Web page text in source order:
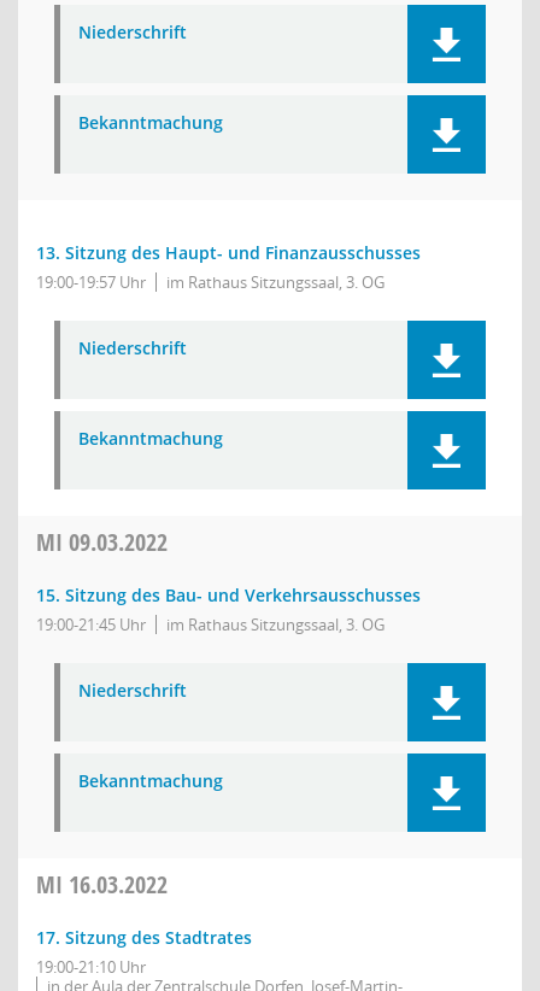
Niederschrift
Bekanntmachung
13. Sitzung des Haupt- und Finanzausschusses
19:00-19:57 Uhr im Rathaus Sitzungssaal, 3. OG
Niederschrift
Bekanntmachung
MI 09.03.2022
15. Sitzung des Bau- und Verkehrsausschusses
19:00-21:45 Uhr im Rathaus Sitzungssaal, 3. OG
Niederschrift
Bekanntmachung
MI 16.03.2022
17. Sitzung des Stadtrates
19:00-21:10 Uhr
in der Aula der Zentralschule Dorfen, Josef-Martin-